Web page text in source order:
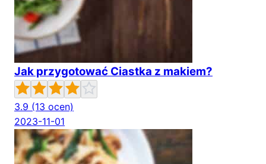
Jak przygotować Ciastka z makiem?
3.9 (13 ocen)
2023-11-01